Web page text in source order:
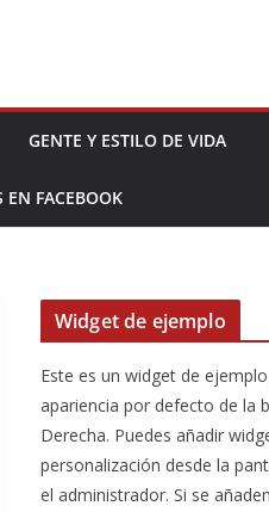
GENTE Y ESTILO DE VIDA
EN FACEBOOK
Widget de ejemplo
Este es un widget de
apariencia por defecto de la
Derecha. Puedes añadir
personalización desde la
el administrador. Si se